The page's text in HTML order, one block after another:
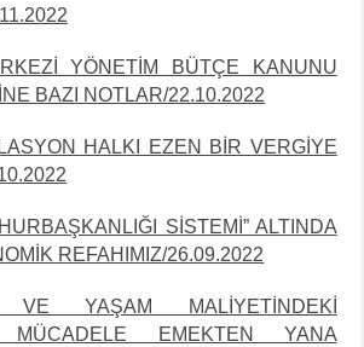
YÖNETİM BÜTÇE KANUNU
BAZI NOTLAR/22.10.2022
HALKI EZEN BİR VERGİYE
SİSTEMİ” ALTINDA
REFAHIMIZ/26.09.2022
VE YAŞAM MALİYETİNDEKİ
MÜCADELE EMEKTEN YANA